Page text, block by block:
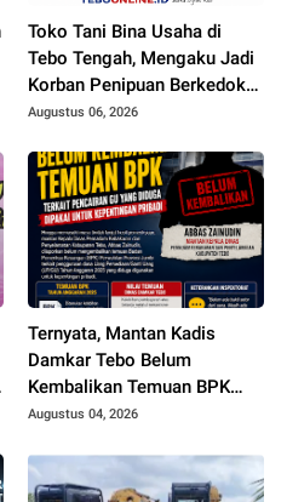
Toko Tani Bina Usaha di
Tebo Tengah, Mengaku Jadi
Korban Penipuan Berkedok
Pemesanan Racun Tikus
Augustus 06, 2026
Ternyata, Mantan Kadis
Damkar Tebo Belum
Kembalikan Temuan BPK
Terkait Pencairan GU yang
Kepentingan Pribadi
Augustus 04, 2026